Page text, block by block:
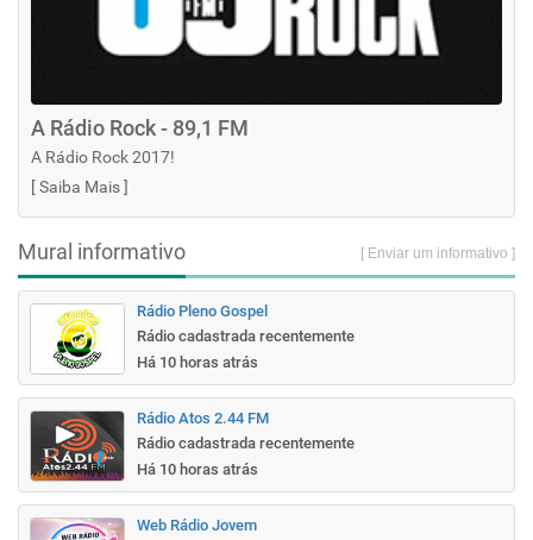
A Rádio Rock - 89,1 FM
A Rádio Rock 2017!
[Saiba Mais]
Mural informativo [ Enviar um informativo ]
Rádio Pleno Gospel
Rádio cadastrada recentemente
Há 10 horas atrás
Rádio Atos 2.44 FM
Rádio cadastrada recentemente
Há 10 horas atrás
Web Rádio Jovem